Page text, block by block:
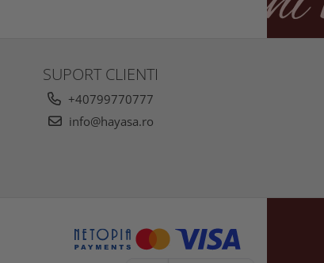
SUPORT CLIENTI
+40799770777
info@hayasa.ro